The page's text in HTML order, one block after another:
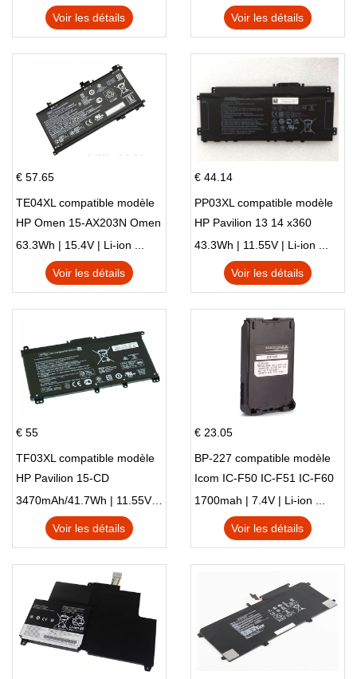
X540S
Voir les détails
TPN-I128
Voir les détails
€ 57.65
TE04XL compatible modèle
HP Omen 15-AX203N Omen
15 Series Pavilion 15 Series
63.3Wh | 15.4V | Li-ion ...
Voir les détails
€ 44.14
PP03XL compatible modèle
HP Pavilion 13 14 x360
L83388-AC1 L83388-421
HSTNN-LB8S M01118-421
M01144-005 13-BB 14-DV
43.3Wh | 11.55V | Li-ion ...
Voir les détails
€ 55
TF03XL compatible modèle
HP Pavilion 15-CD
3470mAh/41.7Wh | 11.55V | Li-ion ...
Voir les détails
€ 23.05
BP-227 compatible modèle
Icom IC-F50 IC-F51 IC-F60
IC-F61 IC-M87
1700mah | 7.4V | Li-ion ...
Voir les détails